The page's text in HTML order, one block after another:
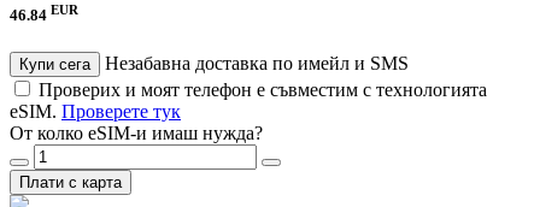
46.84 EUR
Купи сега
Незабавна доставка по имейл и SMS
Проверих и моят телефон е съвместим с технологията
eSIM. Проверете тук
От колко eSIM-и имаш нужда?
Плати с карта